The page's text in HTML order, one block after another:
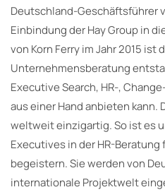
Deutschland-Geschäftsführer
Einbindung der Hay Group in
von Korn Ferry im Jahr 2015 ist
Unternehmensberatung
Executive Search, HR-,
aus einer Hand anbieten
weltweit einzigartig. So ist es
Executives in der HR-
begeistern. Sie werden von
internationale Projektwelt